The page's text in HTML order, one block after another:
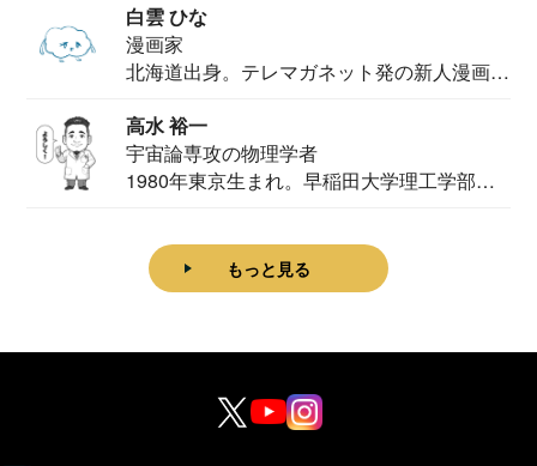
白雲 ひな
漫画家
北海道出身。テレマガネット発の新人漫画
高水 裕一
宇宙論専攻の物理学者
1980年東京生まれ。早稲田大学理工学部物
もっと見る